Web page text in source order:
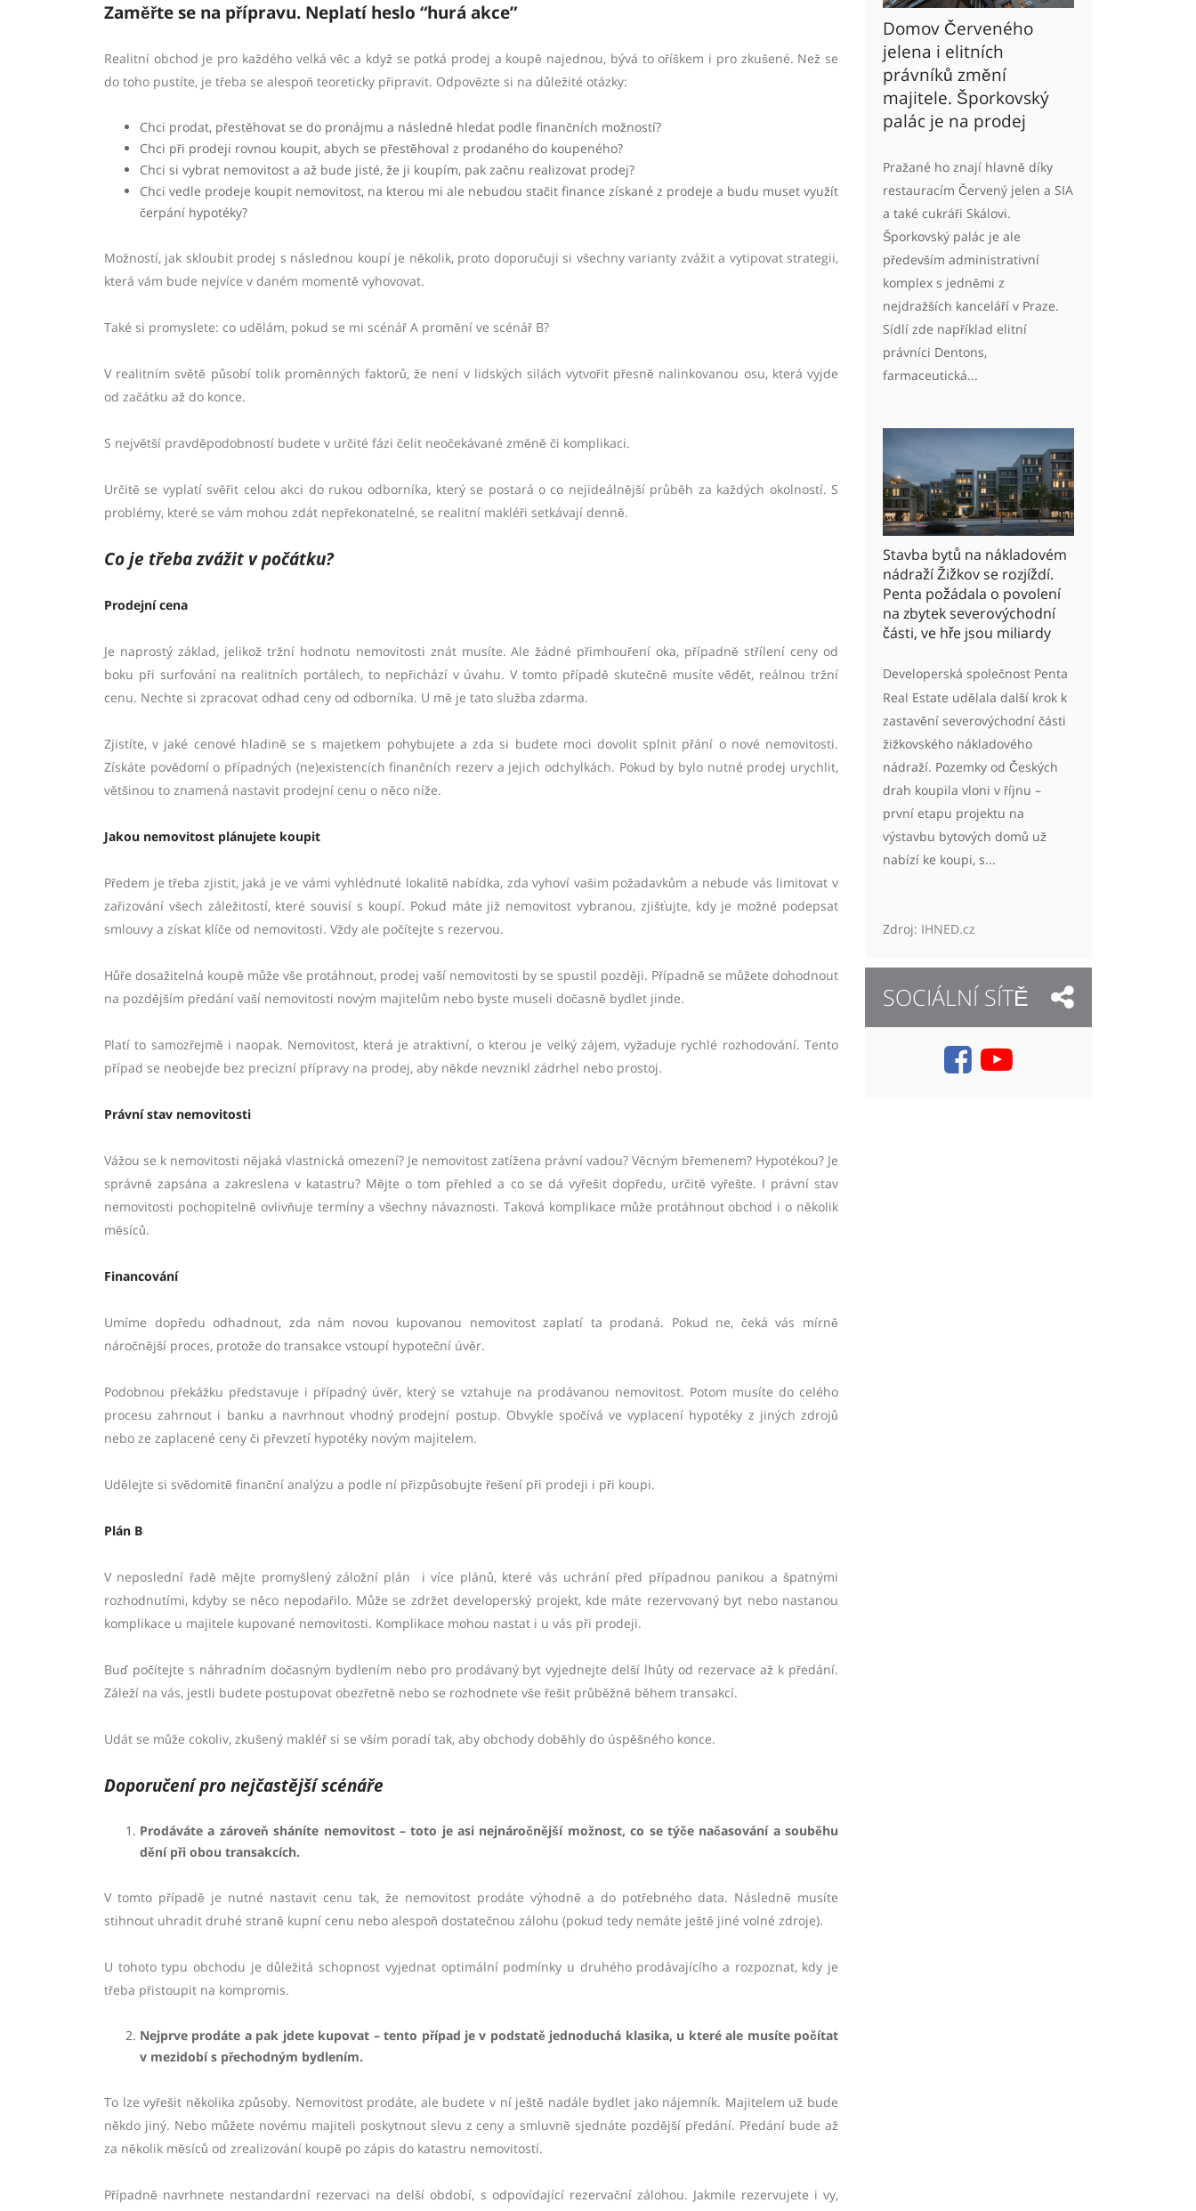
Zaměřte se na přípravu. Neplatí heslo “hurá akce”
Realitní obchod je pro každého velká věc a když se potká prodej a koupě najednou, bývá to oříškem i pro zkušené. Než se
do toho pustíte, je třeba se alespoň teoreticky připravit. Odpovězte si na důležité otázky:
Chci prodat, přestěhovat se do pronájmu a následně hledat podle finančních možností?
Chci při prodeji rovnou koupit, abych se přestěhoval z prodaného do koupeného?
Chci si vybrat nemovitost a až bude jisté, že ji koupím, pak začnu realizovat prodej?
Chci vedle prodeje koupit nemovitost, na kterou mi ale nebudou stačit finance získané z prodeje a budu muset využít
čerpání hypotéky?
Možností, jak skloubit prodej s následnou koupí je několik, proto doporučuji si všechny varianty zvážit a vytipovat strategii,
která vám bude nejvíce v daném momentě vyhovovat.
Také si promyslete: co udělám, pokud se mi scénář A promění ve scénář B?
V realitním světě působí tolik proměnných faktorů, že není v lidských silách vytvořit přesně nalinkovanou osu, která vyjde
od začátku až do konce.
S největší pravděpodobností budete v určité fázi čelit neočekávané změně či komplikaci.
Určitě se vyplatí svěřit celou akci do rukou odborníka, který se postará o co nejideálnější průběh za každých okolností. S
problémy, které se vám mohou zdát nepřekonatelné, se realitní makléři setkávají denně.
Co je třeba zvážit v počátku?
Prodejnícena
Je naprostý základ, jelikož tržní hodnotu nemovitosti znát musíte. Ale žádné přimhouření oka, případně střílení ceny od
boku při surfování na realitních portálech, to nepřichází v úvahu. V tomto případě skutečně musíte vědět, reálnou tržní
cenu. Nechte si zpracovat odhad ceny od odborníka. U mě je tato služba zdarma.
Zjistíte, v jaké cenové hladině se s majetkem pohybujete a zda si budete moci dovolit splnit přání o nové nemovitosti.
Získáte povědomí o případných (ne)existencích finančních rezerv a jejich odchylkách. Pokud by bylo nutné prodej urychlit,
většinou to znamená nastavit prodejní cenu o něco níže.
Jakou nemovitost plánujete koupit
Předem je třeba zjistit, jaká je ve vámi vyhlédnuté lokalitě nabídka, zda vyhoví vašim požadavkům a nebude vás limitovat v
zařizování všech záležitostí, které souvisí s koupí. Pokud máte již nemovitost vybranou, zjišťujte, kdy je možné podepsat
smlouvy a získat klíče od nemovitosti. Vždy ale počítejte s rezervou.
Hůře dosažitelná koupě může vše protáhnout, prodej vaší nemovitosti by se spustil později. Případně se můžete dohodnout
na pozdějším předání vaší nemovitosti novým majitelům nebo byste museli dočasně bydlet jinde.
Platí to samozřejmě i naopak. Nemovitost, která je atraktivní, o kterou je velký zájem, vyžaduje rychlé rozhodování. Tento
případ se neobejde bez precizní přípravy na prodej, aby někde nevznikl zádrhel nebo prostoj.
Právní stav nemovitosti
Vážou se k nemovitosti nějaká vlastnická omezení? Je nemovitost zatížena právní vadou? Věcným břemenem? Hypotékou? Je
správně zapsána a zakreslena v katastru? Mějte o tom přehled a co se dá vyřešit dopředu, určitě vyřešte. I právní stav
nemovitosti pochopitelně ovlivňuje termíny a všechny návaznosti. Taková komplikace může protáhnout obchod i o několik
měsíců.
Financování
Umíme dopředu odhadnout, zda nám novou kupovanou nemovitost zaplatí ta prodaná. Pokud ne, čeká vás mírně
náročnější proces, protože do transakce vstoupí hypoteční úvěr.
Podobnou překážku představuje i případný úvěr, který se vztahuje na prodávanou nemovitost. Potom musíte do celého
procesu zahrnout i banku a navrhnout vhodný prodejní postup. Obvykle spočívá ve vyplacení hypotéky z jiných zdrojů
nebo ze zaplacené ceny či převzetí hypotéky novým majitelem.
Udělejte si svědomitě finanční analýzu a podle ní přizpůsobujte řešení při prodeji i při koupi.
Plán B
V neposlední řadě mějte promyšlený záložní plán i více plánů, které vás uchrání před případnou panikou a špatnými
rozhodnutími, kdyby se něco nepodařilo. Může se zdržet developerský projekt, kde máte rezervovaný byt nebo nastanou
komplikace u majitele kupované nemovitosti. Komplikace mohou nastat i u vás při prodeji.
Buď počítejte s náhradním dočasným bydlením nebo pro prodávaný byt vyjednejte delší lhůty od rezervace až k předání.
Záleží na vás, jestli budete postupovat obezřetně nebo se rozhodnete vše řešit průběžně během transakcí.
Udát se může cokoliv, zkušený makléř si se vším poradí tak, aby obchody doběhly do úspěšného konce.
Doporučení pro nejčastějšíscénáře
Prodáváte a zároveňsháníte nemovitost – toto je asi nejnáročnější možnost, co se týče načasování a souběhu
dění při obou transakcích.
V tomto případě je nutné nastavit cenu tak, že nemovitost prodáte výhodně a do potřebného data. Následně musíte
stihnout uhradit druhé straně kupní cenu nebo alespoň dostatečnou zálohu (pokud tedy nemáte ještě jiné volné zdroje).
U tohoto typu obchodu je důležitá schopnost vyjednat optimální podmínky u druhého prodávajícího a rozpoznat, kdy je
třeba přistoupit na kompromis.
Nejprve prodáte a pak jdete kupovat –tento případ je v podstatě jednoduchá klasika, u kteréale musíte počítat
v mezidobís přechodným bydlením.
To lze vyřešit několika způsoby. Nemovitost prodáte, ale budete v ní ještě nadále bydlet jako nájemník. Majitelem už bude
někdo jiný. Nebo můžete novému majiteli poskytnout slevu z ceny a smluvně sjednáte pozdější předání. Předání bude až
za několik měsíců od zrealizování koupě po zápis do katastru nemovitostí.
Případně navrhnete nestandardní rezervaci na delší období, s odpovídající rezervační zálohou. Jakmile rezervujete i vy,
Domov Červeného
jelena i elitních
právníků změní
majitele. Šporkovský
palác je na prodej
Pražané ho znají hlavně díky
restauracím Červený jelen a SIA
a také cukráři Skálovi.
Šporkovský palác je ale
především administrativní
komplex s jedněmi z
nejdražších kanceláří v Praze.
Sídlí zde například elitní
právníci Dentons,
farmaceutická...
Stavba bytů na nákladovém
nádraží Žižkov se rozjíždí.
Penta požádala o povolení
na zbytek severovýchodní
části, ve hře jsou miliardy
Developerská společnost Penta
Real Estate udělala další krok k
zastavění severovýchodní části
žižkovského nákladového
nádraží. Pozemky od Českých
drah koupila vloni v říjnu –
první etapu projektu na
výstavbu bytových domů už
nabízí ke koupi, s...
Zdroj: IHNED.cz
SOCIÁLNÍ SÍTĚ